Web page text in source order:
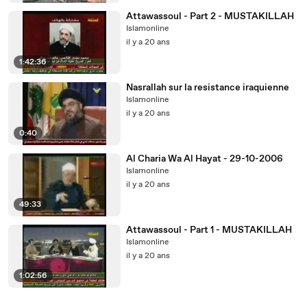
1:42:36
Attawassoul - Part 2 - MUSTAKILLAH
Islamonline
il y a 20 ans
0:40
Nasrallah sur la resistance iraquienne
Islamonline
il y a 20 ans
49:33
Al Charia Wa Al Hayat - 29-10-2006
Islamonline
il y a 20 ans
1:02:56
Attawassoul - Part 1 - MUSTAKILLAH
Islamonline
il y a 20 ans